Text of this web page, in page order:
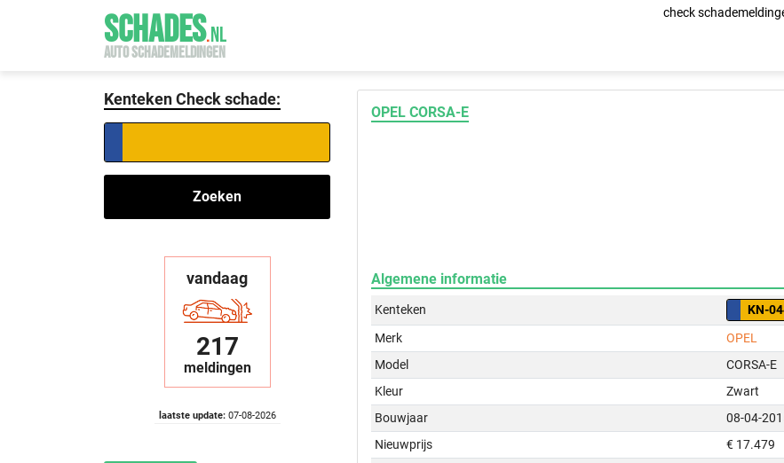
SCHADES.NL
AUTO SCHADEMELDINGEN
check
Kenteken Check schade:
Zoeken
vandaag
217
meldingen
laatste update:07-08-2026
OPEL CORSA-E
Algemene informatie
Kenteken
KN-
Merk
OPEL
Model
CORSA-E
Kleur
Zwart
Bouwjaar
08-04-
Nieuwprijs
€ 17.479